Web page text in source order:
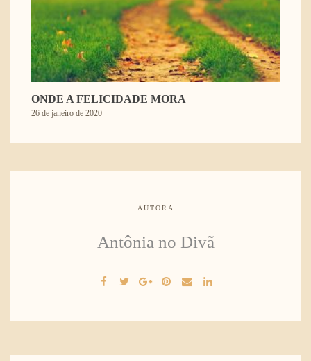
ONDE A FELICIDADE MORA
26 de janeiro de 2020
AUTORA
Antônia no Divã